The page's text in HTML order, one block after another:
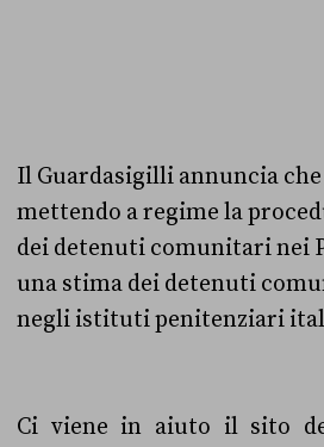
Il Guardasigilli annuncia
mettendo a regime la
dei detenuti comunitari nei
una stima dei detenuti
negli istituti penitenziari
Ci viene in aiuto il sito